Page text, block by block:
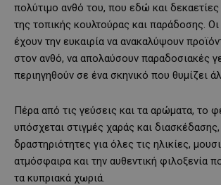
πολύτιμο ανθό του, που εδώ και
της τοπικής κουλτούρας και παράδοσης.
έχουν την ευκαιρία να ανακαλύψουν
στον ανθό, να απολαύσουν παραδοσιακές
περιηγηθούν σε ένα σκηνικό που θυμίζει
Πέρα από τις γεύσεις και τα αρώματα, το
υπόσχεται στιγμές χαράς και
δραστηριότητες για όλες τις ηλικίες,
ατμόσφαιρα και την αυθεντική φιλοξενία
τα κυπριακά χωριά.